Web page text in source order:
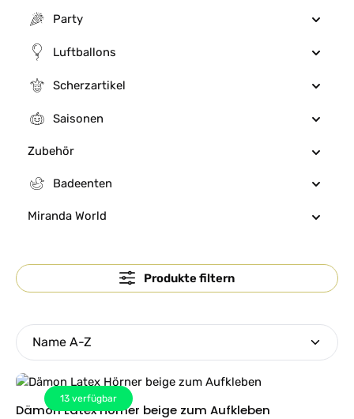
Party
Luftballons
Scherzartikel
Saisonen
Zubehör
Badeenten
Miranda World
Produkte filtern
13 verfügbar
Dämon Latex Hörner beige zum Aufkleben